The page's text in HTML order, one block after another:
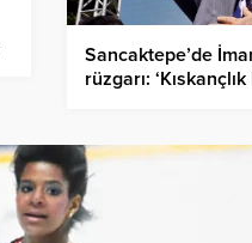
Sancaktepe’de
rüzgarı: